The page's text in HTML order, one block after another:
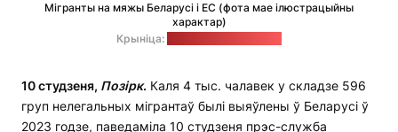
Мігранты на мяжы Беларусі і ЕС (фота мае ілюстрацыйны
характар)
Крыніца:
10 студзеня, Позірк. Каля 4 тыс. чалавек у складзе 596
груп нелегальных мігрантаў былі выяўлены ў Беларусі ў
2023 годзе, паведаміла 10 студзеня прэс-служба